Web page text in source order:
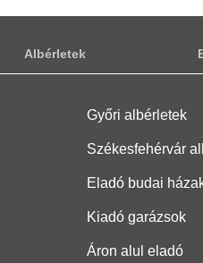
Albérletek
Győri albérletek
Székesfehérvár
Eladó budai
Kiadó garázsok
Áron alul eladó